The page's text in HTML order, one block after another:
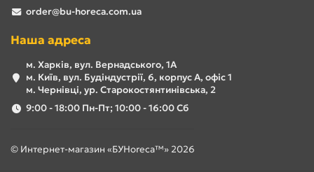
order@bu-horeca.com.ua
Наша адреса
м. Харків, вул. Вернадського, 1А
м. Київ, вул. Будіндустрії, 6, корпус А, офіс 1
м. Чернівці, ур. Старокостянтинівська, 2
9:00 - 18:00 Пн-Пт; 10:00 - 16:00 Сб
© Интернет-магазин «БУHoreca™» 2026